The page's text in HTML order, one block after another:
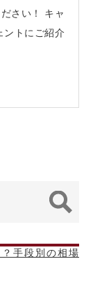
さい！ キャ
ントにご紹介
手段別の相場